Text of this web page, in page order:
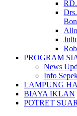
PROGRAM
News
Info
LAMPUNG
BIAYA IKLAN
POTRET